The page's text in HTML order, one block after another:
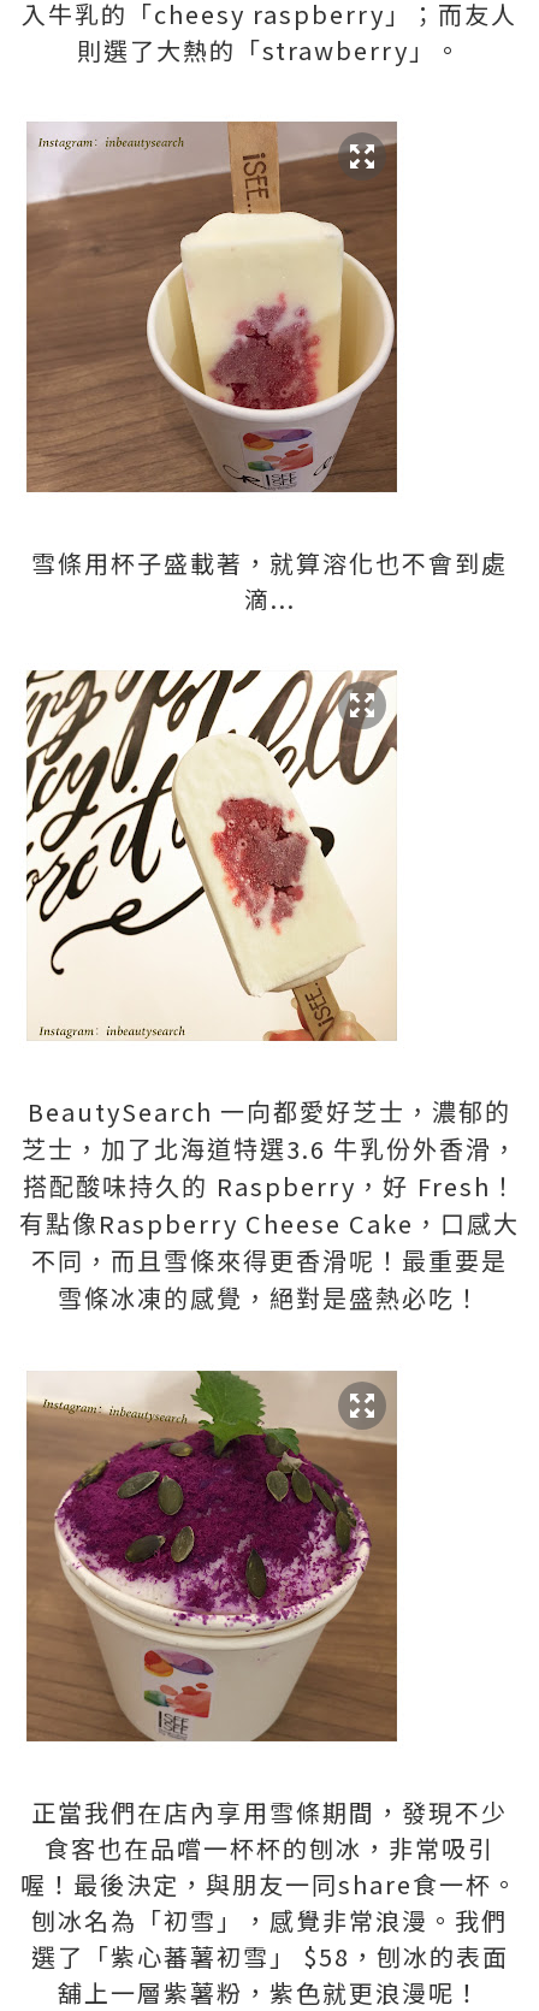
入牛乳的「cheesy raspberry 」；而友人
則選了大熱的「strawberry 」。
雪條用杯子盛載著，就算溶化也不會到處
滴...
BeautySearch 一向都愛好芝士，濃郁的
芝士，加了北海道特選3.6 牛乳份外香滑，
搭配酸味持久的 Raspberry ，好 Fresh ！
有點像 Raspberry Cheese Cake ，口感大
不同，而且雪條來得更香滑呢！最重要是
雪條冰凍的感覺，絕對是盛熱必吃！
正當我們在店內享用雪條期間，發現不少
食客也在品嚐一杯杯的刨冰，非常吸引
喔！最後決定，與朋友一同share食一杯。
刨冰名為「初雪」，感覺非常浪漫。我們
選了「紫心蕃薯初雪」 $58 ，刨冰的表面
舖上一層紫薯粉，紫色就更浪漫呢！